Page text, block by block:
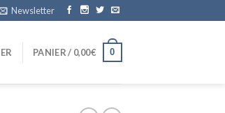
Newsletter
PANIER / 0,00€ 0